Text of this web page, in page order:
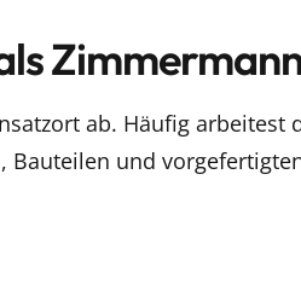
ab. Häufig arbeitest
Bauteilen und